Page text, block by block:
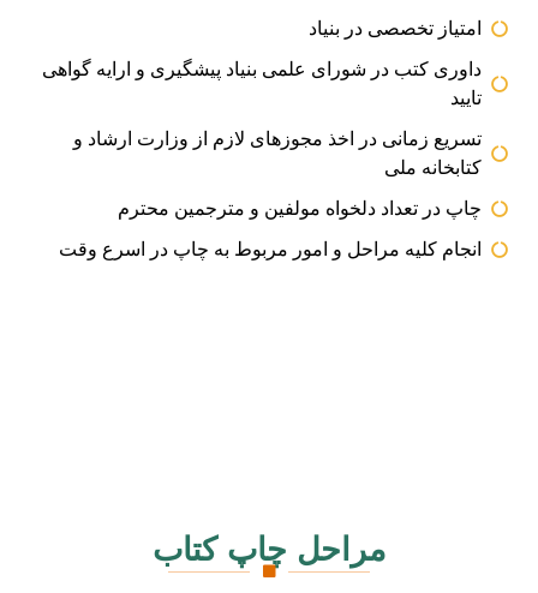
امتیاز تخصصی در بنیاد
داوری کتب در شورای علمی بنیاد پیشگیری و ارایه گواهی
تایید
تسریع زمانی در اخذ مجوزهای لازم از وزارت ارشاد و
کتابخانه ملی
چاپ در تعداد دلخواه مولفین و مترجمین محترم
انجام کلیه مراحل و امور مربوط به چاپ در اسرع وقت
مراحل چاپ کتاب